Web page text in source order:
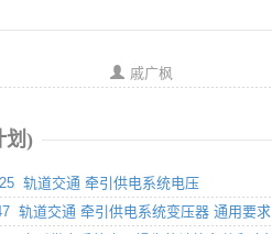
戚广枫
划)
轨道交通 牵引供电系统电压
轨道交通 牵引供电系统变压器 通用要求